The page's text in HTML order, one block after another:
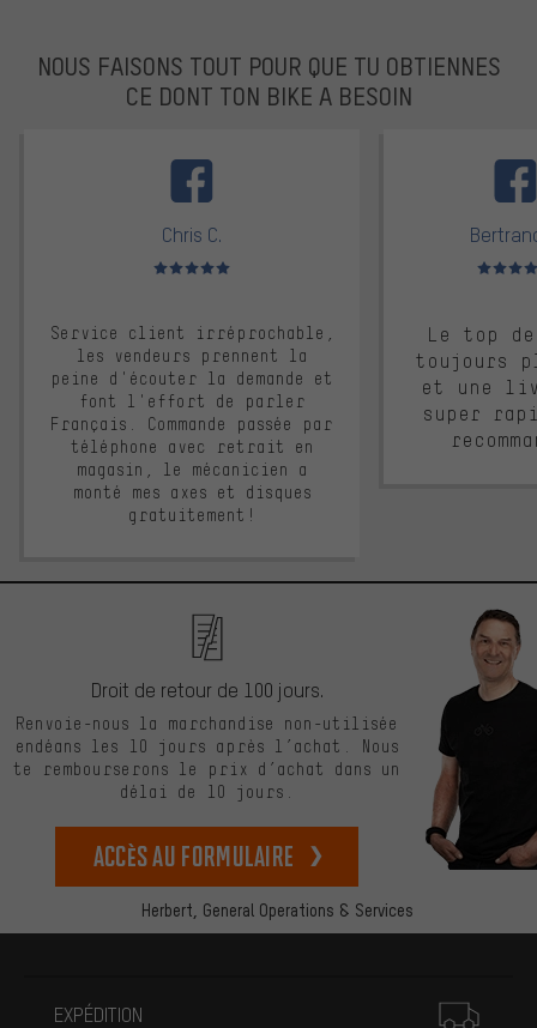
NOUS FAISONS TOUT POUR QUE TU OBTIENNES
CE DONT TON BIKE A BESOIN
Chris C.
Note moyenne : 5 sur 5
Service client irréprochable,
les vendeurs prennent la
peine d'écouter la demande et
font l'effort de parler
Français. Commande passée par
téléphone avec retrait en
magasin, le mécanicien a
monté mes axes et disques
gratuitement!
Note
Le top
toujours
et une
super
Herbert, General Operations & Services
Droit de retour de 100 jours.
Renvoie-nous la marchandise non-utilisée
endéans les 10 jours après l’achat. Nous
te rembourserons le prix d’achat dans un
délai de 10 jours.
Accès au formulaire
EXPÉDITION